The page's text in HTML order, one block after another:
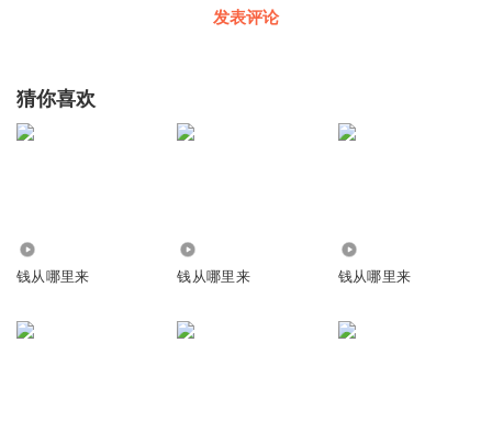
发表评论
猜你喜欢
钱从哪里来 钱从哪里来 钱从哪里来